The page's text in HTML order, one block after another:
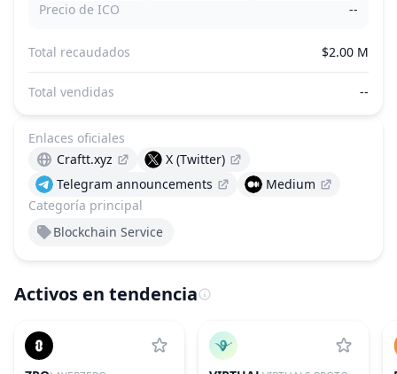
Precio de ICO --
Total recaudados $2.00 M
Total vendidas --
Categoría principal
Blockchain Service
Enlaces oficiales
Craftt.xyz
X (Twitter)
Telegram announcements
Medium
Activos en tendencia